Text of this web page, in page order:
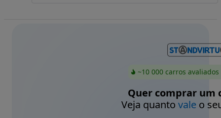
~10 000 carros
Quer comprar um
Veja quanto valeo